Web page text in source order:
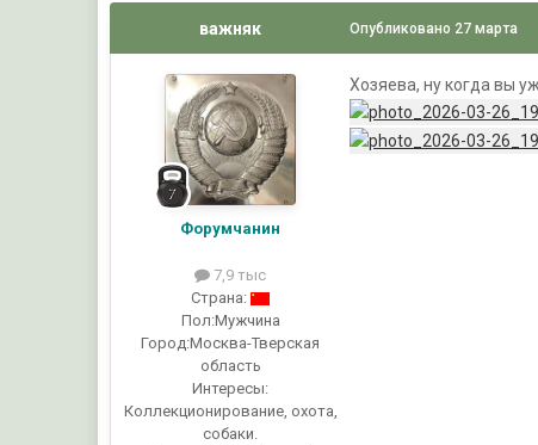
важняк
Форумчанин
7,9 тыс
Страна:
Пол:Мужчина
Город:Москва-Тверская
область
Интересы:
Коллекционирование, охота,
собаки.
Опубликовано 27 марта
Хозяева, ну когда вы